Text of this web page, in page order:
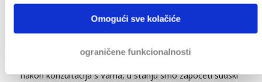
Omogući sve kolačiće
ograničene funkcionalnosti
često će natjerati Vašeg klijenta da plati račun.
nakon konzultacija s Vama, u stanju smo započeti sudski